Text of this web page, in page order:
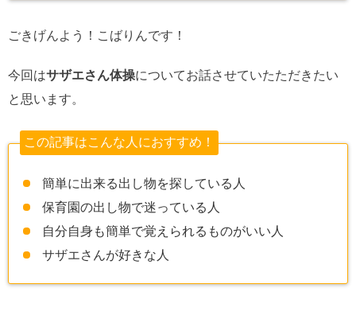
ごきげんよう！こばりんです！
今回はサザエさん体操についてお話させていたただきたい
と思います。
この記事はこんな人におすすめ！
簡単に出来る出し物を探している人
保育園の出し物で迷っている人
自分自身も簡単で覚えられるものがいい人
サザエさんが好きな人